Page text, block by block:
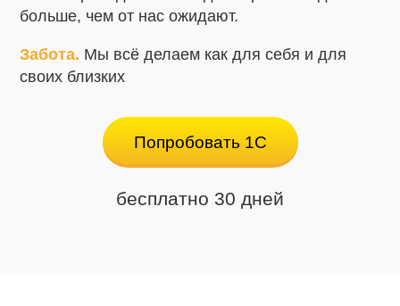
больше, чем от нас ожидают.
Забота. Мы всё делаем как для себя и для
своих близких
Попробовать 1С
бесплатно 30 дней